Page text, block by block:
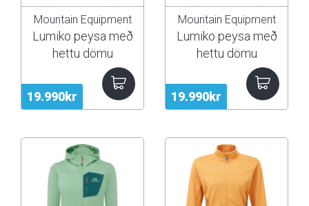
19.990kr
Mountain Equipment
Lumiko peysa með
hettu dömu
19.990kr
Mountain Equipment
Lumiko peysa með
hettu dömu